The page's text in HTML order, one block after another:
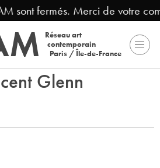
sont fermés. Merci de votre
Réseau art
contemporain
Paris / Île-de-France
Glenn